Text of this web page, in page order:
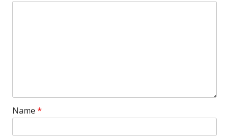
Name *